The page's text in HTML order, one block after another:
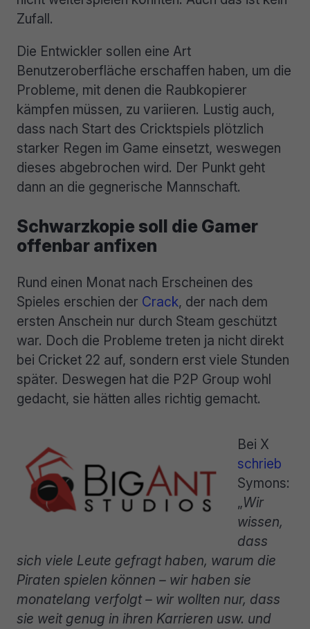
Zufall.
Die Entwickler sollen eine Art
Benutzeroberfläche erschaffen haben, um die
Probleme, mit denen die Raubkopierer
kämpfen müssen, zu variieren. Lustig auch,
dass nach Start des Cricktspiels plötzlich
starker Regen im Game einsetzt, weswegen
dieses abgebrochen wird. Der Punkt geht
dann an die gegnerische Mannschaft.
Schwarzkopie soll die Gamer
offenbar anfixen
Rund einen Monat nach Erscheinen des
Spieles erschien der Crack, der nach dem
ersten Anschein nur durch Steam geschützt
war. Doch die Probleme treten ja nicht direkt
bei Cricket 22 auf, sondern erst viele Stunden
später. Deswegen hat die P2P Group wohl
gedacht, sie hätten alles richtig gemacht.
Bei X
schrieb
Symons:
„Wir
wissen,
dass
sich viele Leute gefragt haben, warum die
Piraten spielen können – wir haben sie
monatelang verfolgt – wir wollten nur, dass
sie weit genug in ihren Karrieren usw. und